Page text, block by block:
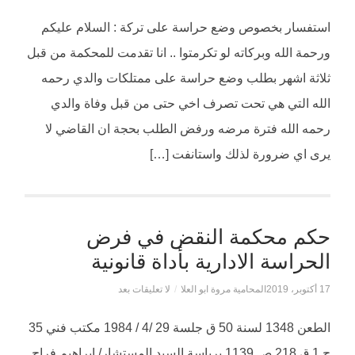
استفسار بخصوص وضع حراسة على تركة : السلام عليكم
ورحمة الله وبركاته لو تكرمتوا .. انا تقدمت للمحكمة من قبل
ثلاثة اشهر بطلب وضع حراسة على ممتلكات والدي رحمه
الله التي هي تحت تصرف اخي حتى من قبل وفاة والدي
رحمه الله فترة مرضه ورفض الطلب بحجة ان القاضي لا
يرى اي ضرورة لذلك واستانفت […]
حكم محكمة النقض في فرض
الحراسة الادارية بأداة قانونية
17 أكتوبر، 2019 المحامية مروة ابو العلا / لا تعليقات بعد
الطعن 1348 لسنة 50 ق جلسة 29 /4 / 1984 مكتب فني 35